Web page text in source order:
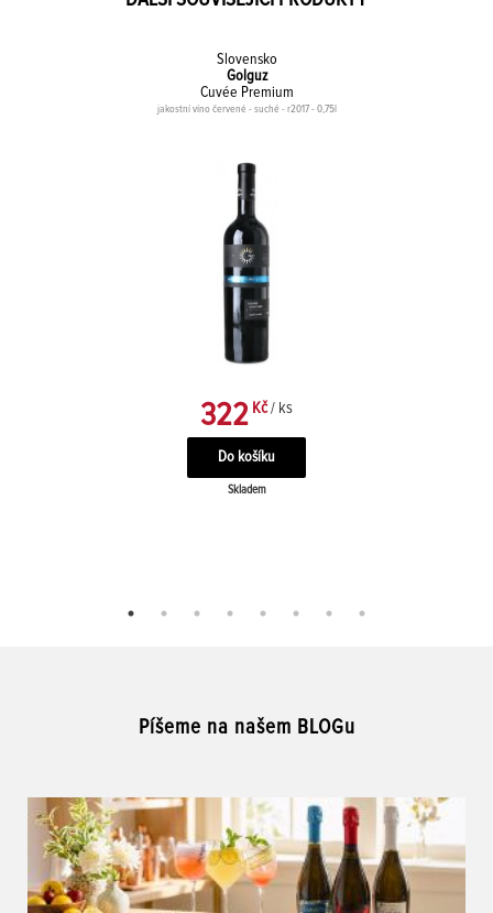
Slovensko
Golguz
Cuvée Premium
jakostní víno červené - suché - r2017 - 0,75l
322 Kč / ks
Skladem
Píšeme na našem BLOGu